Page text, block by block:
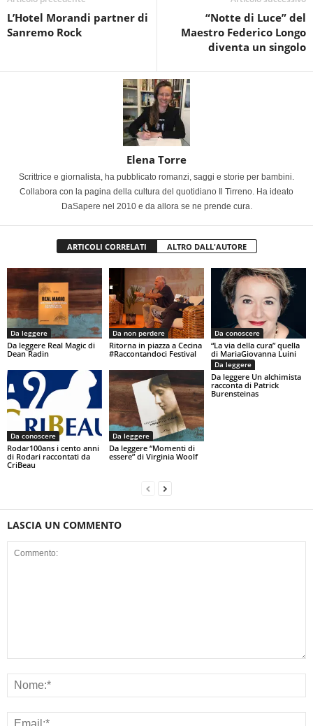
L’Hotel Morandi partner di
Sanremo Rock
“Notte di Luce” del
Maestro Federico Longo
diventa un singolo
Elena Torre
Scrittrice e giornalista, ha pubblicato romanzi, saggi e storie per bambini.
Collabora con la pagina della cultura del quotidiano Il Tirreno. Ha ideato
DaSapere nel 2010 e da allora se ne prende cura.
ARTICOLI CORRELATI ALTRO DALL'AUTORE
Da leggere
Da leggere Real Magic di
Dean Radin
Da non perdere
Ritorna in piazza a Cecina
#Raccontandoci Festival
Da conoscere
“La via della cura” quella
di MariaGiovanna Luini
Da conoscere
Rodar100ans i cento anni
di Rodari raccontati da
CriBeau
Da leggere
Da leggere “Momenti di
essere” di Virginia Woolf
Da leggere
Da leggere Un alchimista
racconta di Patrick
Burensteinas
LASCIA UN COMMENTO